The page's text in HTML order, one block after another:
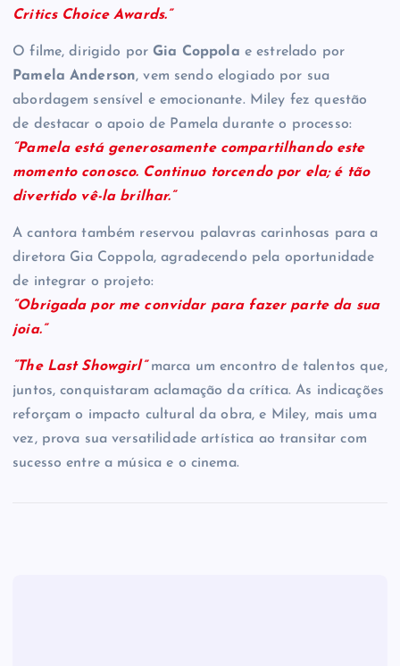
Critics Choice Awards.”
O filme, dirigido porGia Coppola e estrelado por
Pamela Anderson, vem sendo elogiado por sua
abordagem sensível e emocionante. Miley fez questão
de destacar o apoio de Pamela durante o processo:
“Pamela está generosamente compartilhando este
momento conosco. Continuo torcendo por ela; é tão
divertido vê-la brilhar.”
A cantora também reservou palavras carinhosas para a
diretora Gia Coppola, agradecendo pela oportunidade
de integrar o projeto:
“Obrigada por me convidar para fazer parte da sua
joia.”
“The Last Showgirl”marca um encontro de talentos que,
juntos, conquistaram aclamação da crítica. As indicações
reforçam o impacto cultural da obra, e Miley, mais uma
vez, prova sua versatilidade artística ao transitar com
sucesso entre a música e o cinema.